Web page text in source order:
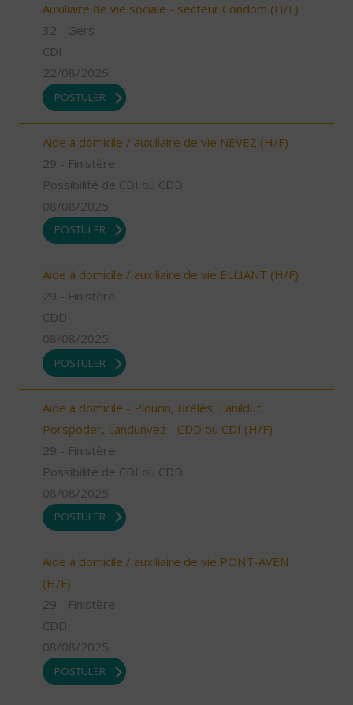
Auxiliaire de vie sociale - secteur Condom (H/F)
32 - Gers
CDI
22/08/2025
POSTULER
Aide à domicile / auxiliaire de vie NEVEZ (H/F)
29 - Finistère
Possibilité de CDI ou CDD
08/08/2025
POSTULER
Aide à domicile / auxiliaire de vie ELLIANT (H/F)
29 - Finistère
CDD
08/08/2025
POSTULER
Aide à domicile - Plourin, Brélès, Lanildut,
Porspoder, Landunvez - CDD ou CDI (H/F)
29 - Finistère
Possibilité de CDI ou CDD
08/08/2025
POSTULER
Aide à domicile / auxiliaire de vie PONT-AVEN
(H/F)
29 - Finistère
CDD
08/08/2025
POSTULER